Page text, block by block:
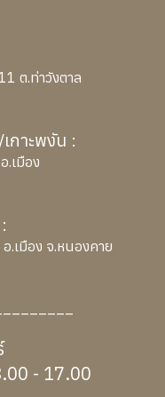
ต.ท่าวังตาล
กาะพงัน :
.เมือง
.เมือง จ.หนองคาย
- 17.00